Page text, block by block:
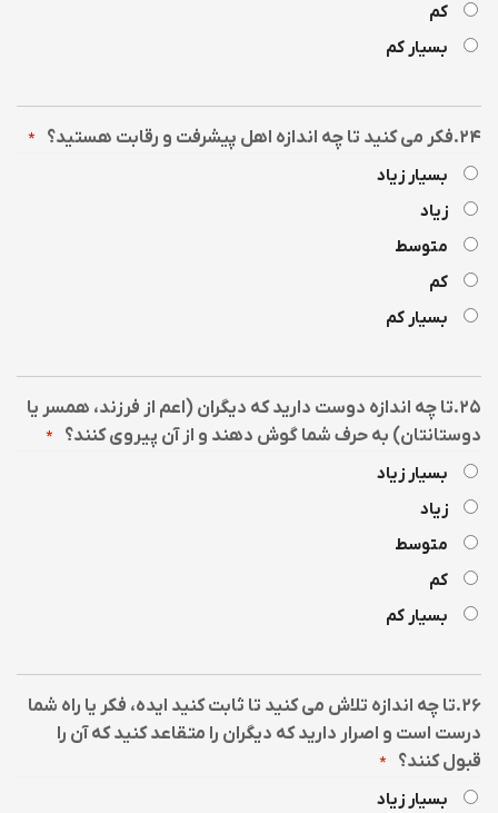
کم
بسیار کم
۲۴.فکر می کنید تا چه اندازه اهل پیشرفت و رقابت هستید؟ *
بسیار زیاد
زیاد
متوسط
کم
بسیار کم
۲۵.تا چه اندازه دوست دارید که دیگران (اعم از فرزند، همسر یا
دوستانتان) به حرف شما گوش دهند و از آن پیروی کنند؟
*
بسیار زیاد
زیاد
متوسط
کم
بسیار کم
۲۶.تا چه اندازه تلاش می کنید تا ثابت کنید ایده، فکر یا راه شما
درست است و اصرار دارید که دیگران را متقاعد کنید که آن را
قبول کنند؟
*
بسیار زیاد